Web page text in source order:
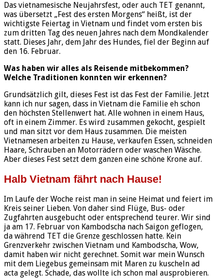
Das vietnamesische Neujahrsfest, oder auch TET genannt,
was übersetzt „Fest des ersten Morgens“ heißt, ist der
wichtigste Feiertag in Vietnam und findet vom ersten bis
zum dritten Tag des neuen Jahres nach dem Mondkalender
statt. Dieses Jahr, dem Jahr des Hundes, fiel der Beginn auf
den 16. Februar.
Was haben wir alles als Reisende mitbekommen?
Welche Traditionen konnten wir erkennen?
Grundsätzlich gilt, dieses Fest ist das Fest der Familie. Jetzt
kann ich nur sagen, dass in Vietnam die Familie eh schon
den höchsten Stellenwert hat. Alle wohnen in einem Haus,
oft in einem Zimmer. Es wird zusammen gekocht, gespielt
und man sitzt vor dem Haus zusammen. Die meisten
Vietnamesen arbeiten zu Hause, verkaufen Essen, schneiden
Haare, Schrauben an Motorrädern oder waschen Wäsche.
Aber dieses Fest setzt dem ganzen eine schöne Krone auf.
Halb Vietnam fährt nach Hause!
Im Laufe der Woche reist man in seine Heimat und feiert im
Kreis seiner Lieben. Von daher sind Flüge, Bus- oder
Zugfahrten ausgebucht oder entsprechend teurer. Wir sind
ja am 17. Februar von Kambodscha nach Saigon geflogen,
da während TET die Grenze geschlossen hatte. Kein
Grenzverkehr zwischen Vietnam und Kambodscha, Wow,
damit haben wir nicht gerechnet. Somit war mein Wunsch
mit dem Liegebus gemeinsam mit Maren zu kuscheln ad
acta gelegt. Schade, das wollte ich schon mal ausprobieren.